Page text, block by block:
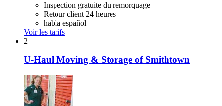
Inspection gratuite du remorquage
Retour client 24 heures
habla español
Voir les tarifs
2
U-Haul Moving & Storage of Smithtown